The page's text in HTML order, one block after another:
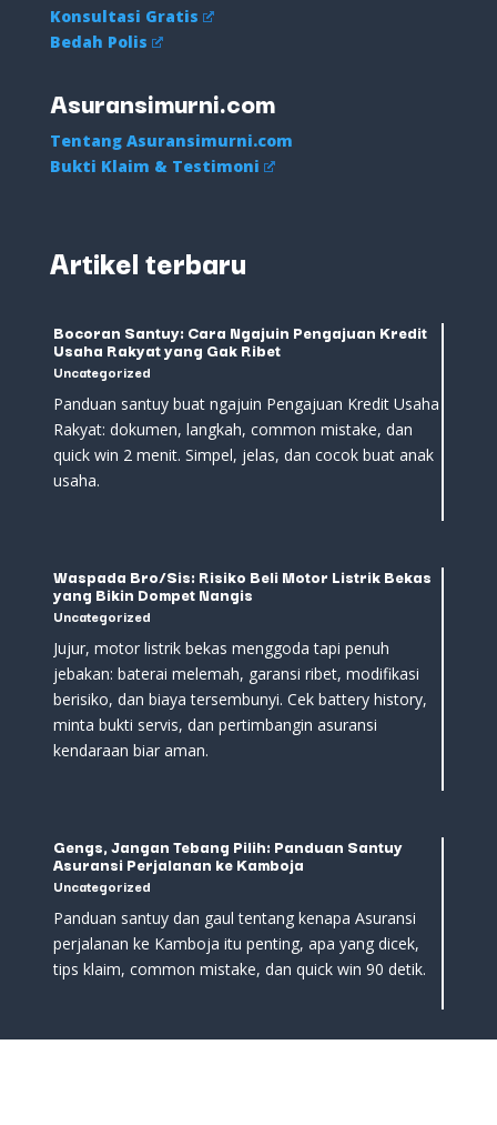
Konsultasi Gratis
Bedah Polis
Asuransimurni.com
Tentang Asuransimurni.com
Bukti Klaim & Testimoni
Artikel terbaru
Bocoran Santuy: Cara Ngajuin Pengajuan Kredit
Usaha Rakyat yang Gak Ribet
Uncategorized
Panduan santuy buat ngajuin Pengajuan Kredit Usaha
Rakyat: dokumen, langkah, common mistake, dan
quick win 2 menit. Simpel, jelas, dan cocok buat anak
usaha.
Waspada Bro/Sis: Risiko Beli Motor Listrik Bekas
yang Bikin Dompet Nangis
Uncategorized
Jujur, motor listrik bekas menggoda tapi penuh
jebakan: baterai melemah, garansi ribet, modifikasi
berisiko, dan biaya tersembunyi. Cek battery history,
minta bukti servis, dan pertimbangin asuransi
kendaraan biar aman.
Gengs, Jangan Tebang Pilih: Panduan Santuy
Asuransi Perjalanan ke Kamboja
Uncategorized
Panduan santuy dan gaul tentang kenapa Asuransi
perjalanan ke Kamboja itu penting, apa yang dicek,
tips klaim, common mistake, dan quick win 90 detik.